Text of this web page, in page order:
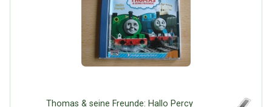
Thomas & seine Freunde: Hallo Percy